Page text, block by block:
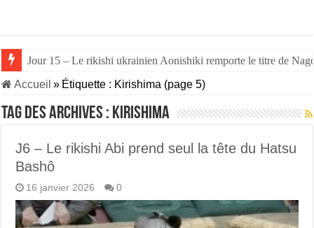
Jour 15 – Le rikishi ukrainien Aonishiki remporte le titre de
Jour 14 – Aonishiki triomphe de Takerufuji et se rapproche du
Accueil » Étiquette : Kirishima (page 5)
Tag des archives : Kirishima
J6 – Le rikishi Abi prend seul la tête du Hatsu
Bashô
16 janvier 2026 0